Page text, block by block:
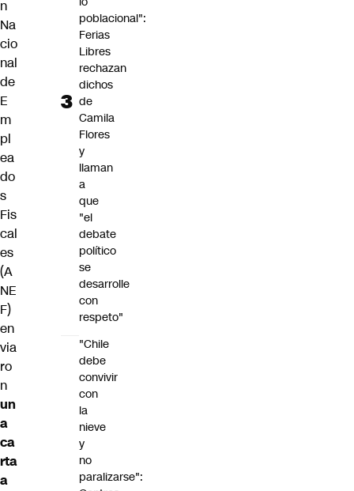
n
Na
cio
nal
de
E
m
pl
ea
do
s
Fis
cal
es
(A
NE
F)
en
via
ro
n
un
a
ca
rta
a
poblacional":
Ferias
Libres
rechazan
dichos
de
Camila
Flores
y
llaman
a
que
"el
debate
político
se
desarrolle
con
respeto"
"Chile
debe
convivir
con
la
nieve
y
no
paralizarse":